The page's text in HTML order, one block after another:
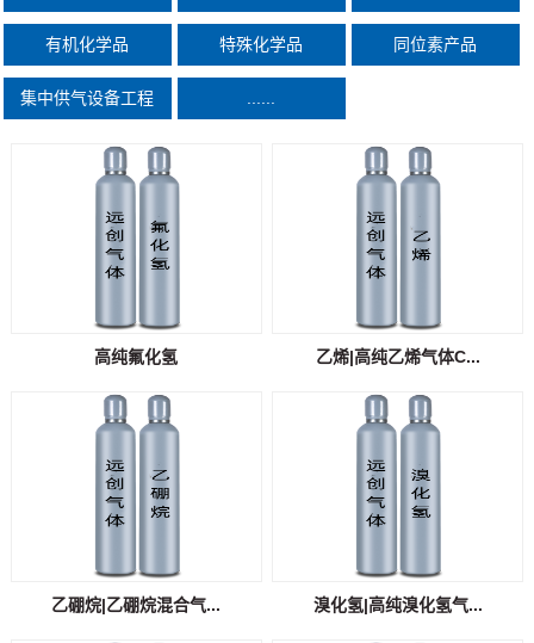
有机化学品 特殊化学品 同位素产品
集中供气设备工程 ......
高纯氟化氢 乙烯|高纯乙烯气体C...
乙硼烷|乙硼烷混合气... 溴化氢|高纯溴化氢气...